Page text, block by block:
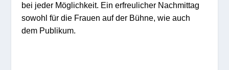
bei jeder Möglichkeit. Ein erfreulicher Nachmittag
sowohl für die Frauen auf der Bühne, wie auch
dem Publikum.